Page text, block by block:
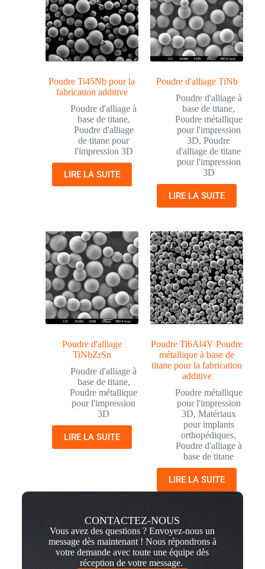
Poudre Ti45Nb pour la
fabrication additive
Poudre d'alliage à
base de titane,
Poudre d'alliage
de titane pour
l'impression 3D
LIRE LA SUITE
Poudre d'alliage TiNb
Poudre d'alliage à
base de titane,
Poudre métallique
pour l'impression
3D,Poudre
d'alliage de titane
pour l'impression
3D
LIRE LA SUITE
Poudre d'alliage
TiNbZrSn
Poudre d'alliage à
base de titane,
Poudre métallique
pour l'impression
3D
LIRE LA SUITE
Poudre Ti6Al4V Poudre
métallique à base de
titane pour la fabrication
additive
Poudre métallique
pour l'impression
3D, Matériaux
pour implants
orthopédiques,
Poudre d'alliage à
base de titane
LIRE LA SUITE
CONTACTEZ-NOUS
Vous avez des questions ? Envoyez-nous un
message dès maintenant ! Nous répondrons à
votre demande avec toute une équipe dès
réception de votre message.